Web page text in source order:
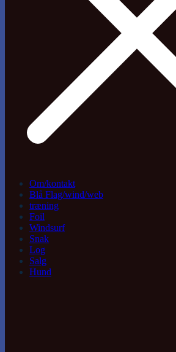
Om/kontakt
Blå Flag/wind/web
træning
Foil
Windsurf
Snak
Log
Salg
Hund